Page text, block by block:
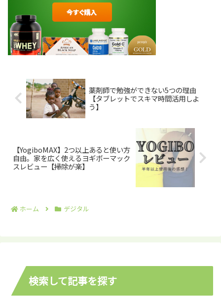
薬剤師で勉強ができない5つの理由
【タブレットでスキマ時間活用しよ
う】
【YogiboMAX】2つ以上あると使い方
自由。家を広く使えるヨギボーマック
スレビュー【掃除が楽】
ホーム デジタル
検索して記事を探す